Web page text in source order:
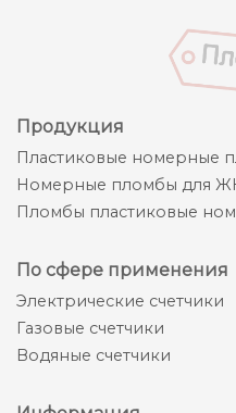
Продукция
Пластиковые номерные
Номерные пломбы для
Пломбы пластиковые
По сфере применения
Электрические счетчики
Газовые счетчики
Водяные счетчики